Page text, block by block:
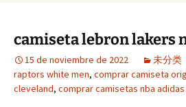
camiseta lebron lakers
15 de noviembre de 2022 未分类
raptors white men, comprar camiseta
cleveland, comprar camisetas nba adidas